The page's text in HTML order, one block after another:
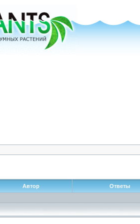
Автор Ответы